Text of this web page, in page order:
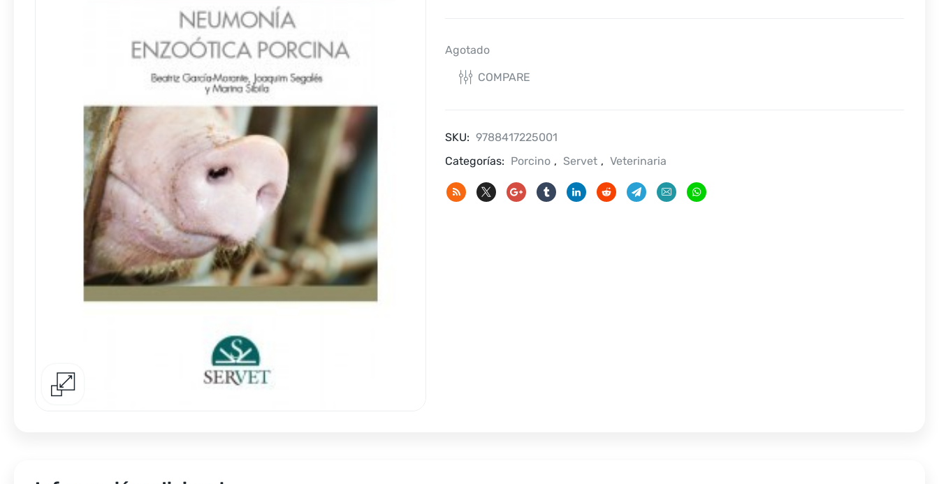
Agotado
COMPARE
SKU: 9788417225001
Categorías: Porcino , Servet , Veterinaria